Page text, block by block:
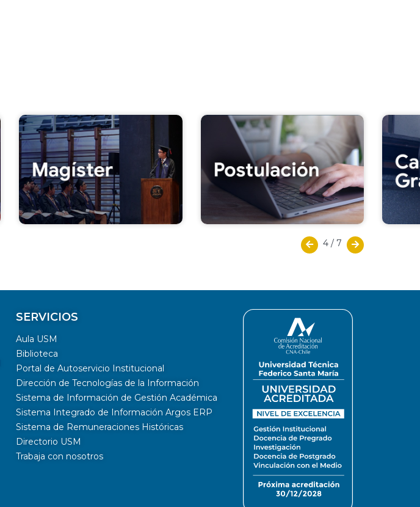
4 / 7
SERVICIOS
Aula USM
Biblioteca
Portal de Autoservicio Institucional
Dirección de Tecnologías de la Información
Sistema de Información de Gestión Académica
Sistema Integrado de Información Argos ERP
Sistema de Remuneraciones Históricas
Directorio USM
Trabaja con nosotros